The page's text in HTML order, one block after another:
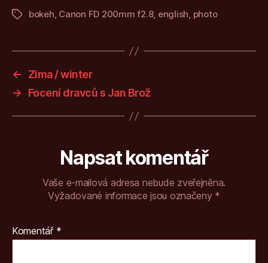
Štítkybokeh, Canon FD 200mm f2.8, english, photo
←
Zima / winter
→
Focení dravců s Jan Brož
Napsat komentář
Vaše e-mailová adresa nebude zveřejněna.
Vyžadované informace jsou označeny *
Komentář *